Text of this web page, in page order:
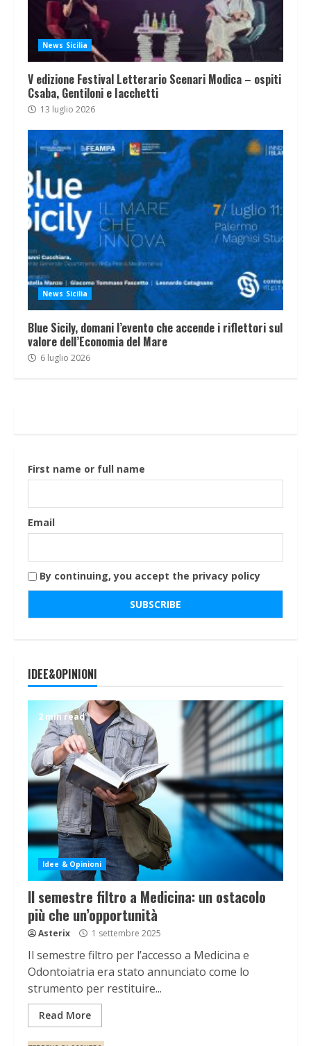
News Sicilia
V edizione Festival Letterario Scenari Modica – ospiti
Csaba, Gentiloni e Iacchetti
13 luglio 2026
News Sicilia
Blue Sicily, domani l’evento che accende i riflettori sul
valore dell’Economia del Mare
6 luglio 2026
First name or full name
Email
By continuing, you accept the privacy policy
IDEE&OPINIONI
2 min read
Idee & Opinioni
Il semestre filtro a Medicina: un ostacolo
più che un’opportunità
Asterix 1 settembre 2025
Il semestre filtro per l’accesso a Medicina e
Odontoiatria era stato annunciato come lo
strumento per restituire...
Read More